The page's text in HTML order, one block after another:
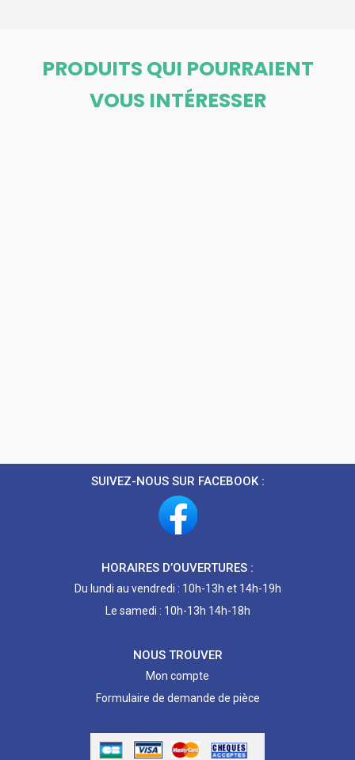
PRODUITS QUI POURRAIENT
VOUS INTÉRESSER
SUIVEZ-NOUS SUR FACEBOOK :
HORAIRES D’OUVERTURES :
Du lundi au vendredi : 10h-13h et 14h-19h
Le samedi : 10h-13h 14h-18h
NOUS TROUVER
Mon compte
Formulaire de demande de pièce